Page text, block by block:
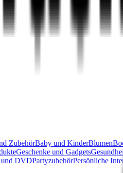
ZubehörBaby und KinderBlumen
Geschenke und Gadgets
DVDPartyzubehörPersönliche